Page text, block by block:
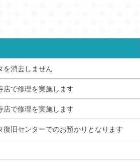
を消去しません
店で修理を実施します
店で修理を実施します
復旧センターでのお預かりとなります